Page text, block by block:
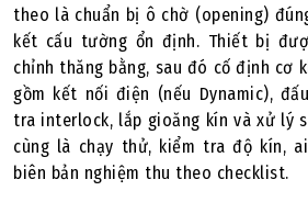
theo là chuẩn bị ô chờ (opening)
kết cấu tường ổn định. Thiết bị
chỉnh thăng bằng, sau đó cố định cơ
gồm kết nối điện (nếu Dynamic),
tra interlock, lắp gioăng kín và xử lý
cùng là chạy thử, kiểm tra độ kín,
biên bản nghiệm thu theo checklist.